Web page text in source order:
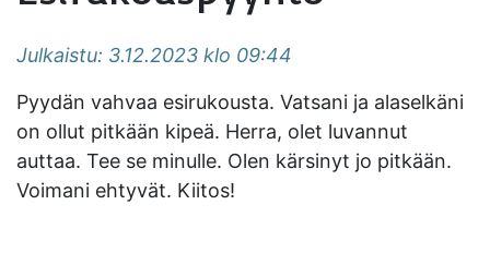
Julkaistu: 3.12.2023 klo 09:44
Pyydän vahvaa esirukousta. Vatsani ja alaselkäni
on ollut pitkään kipeä. Herra, olet luvannut
auttaa. Tee se minulle. Olen kärsinyt jo pitkään.
Voimani ehtyvät. Kiitos!